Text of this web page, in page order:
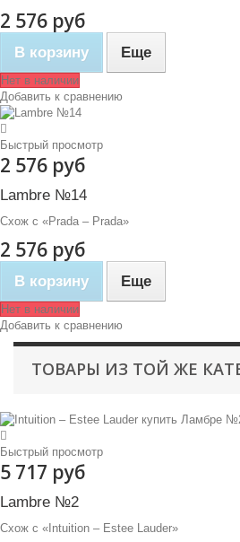
2 576 руб
В корзину Еще
Нет в наличии
Добавить к сравнению
Быстрый просмотр
2 576 руб
Lambre №14
Схож с «Prada – Prada»
2 576 руб
В корзину Еще
Нет в наличии
Добавить к сравнению
ТОВАРЫ ИЗ ТОЙ ЖЕ
Быстрый просмотр
5 717 руб
Lambre №2
Схож с «Intuition – Estee Lauder»